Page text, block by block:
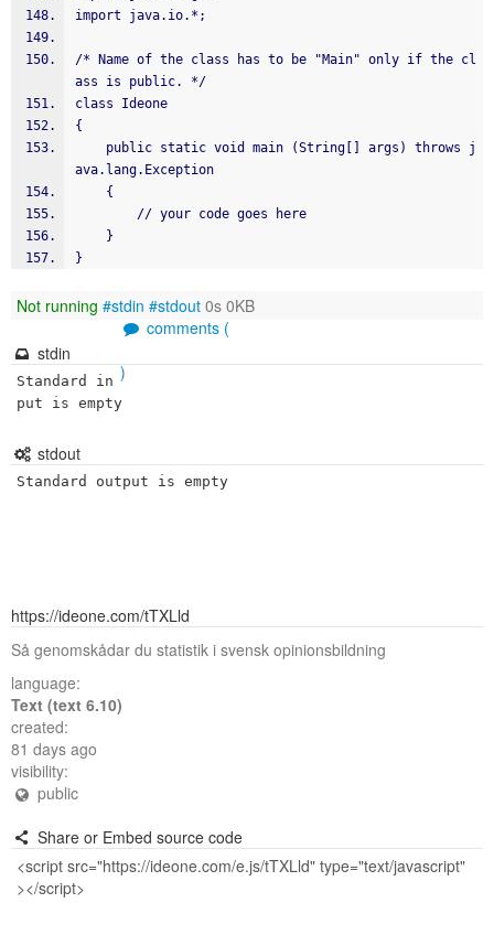
import java.io.*;
/* Name of the class has to be "Main" only if the cl
ass is public. */
class Ideone
{
ava.lang.Exception
    {
        // your code goes here
    }
}
Not running #stdin #stdout 0s 0KB
comments (
)
stdin
Standard in
put is empty
stdout
Standard output is empty
https://ideone.com/tTXLld
Så genomskådar du statistik i svensk opinionsbildning
language:
Text (text 6.10)
created:
81 days ago
visibility:
public
Share or Embed source code